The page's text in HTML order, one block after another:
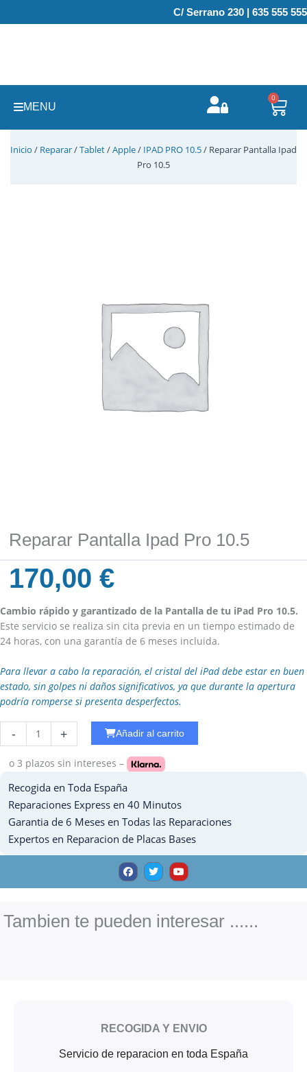
al
C/ Serrano 230 | 635 555 555
MENU
0
Inicio / Reparar/Tablet/Apple/ IPAD PRO 10.5/ Reparar Pantalla Ipad
Pro 10.5
Reparar Pantalla Ipad Pro 10.5
170,00€
Cambio rápido y garantizado de la Pantalla de tu iPad Pro 10.5.
Este servicio se realiza sin cita previa en un tiempo estimado de
24 horas, con una garantía de 6 meses incluida.
Para llevar a cabo la reparación, el cristal del iPad debe estar en buen
estado, sin golpes ni daños significativos, ya que durante la apertura
podría romperse si presenta desperfectos.
-
WiFi
Ipad
10.5
cantidad
+ Añadir al carrito
o 3 plazos sin intereses –
Recogida en Toda España
Reparaciones Express en 40 Minutos
Garantia de 6 Meses en Todas las Reparaciones
Expertos en Reparacion de Placas Bases
F
a
c
e
o
k
T
w
i
t
Y
o
u
t
e
Tambien te pueden interesar ......
RECOGIDA Y ENVIO
Servicio de reparacion en toda España